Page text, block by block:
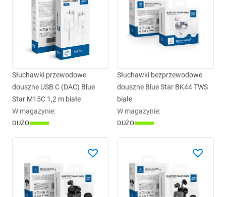
Słuchawki przewodowe
douszne USB C (DAC) Blue
Star M15C 1,2 m białe
W magazynie:
DUŻO
Słuchawki bezprzewodowe
douszne Blue Star BK44 TWS
białe
W magazynie:
DUŻO